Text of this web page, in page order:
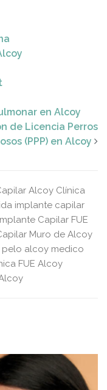
en Alcoy
de Licencia Perros
(PPP) en Alcoy
Alcoy Clínica
implante capilar
Implante Capilar FUE
Muro de Alcoy
pelo alcoy medico
FUE Alcoy